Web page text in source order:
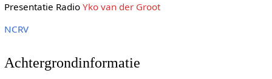
Presentatie Radio Yko van der Groot
NCRV
Achtergrondinformatie